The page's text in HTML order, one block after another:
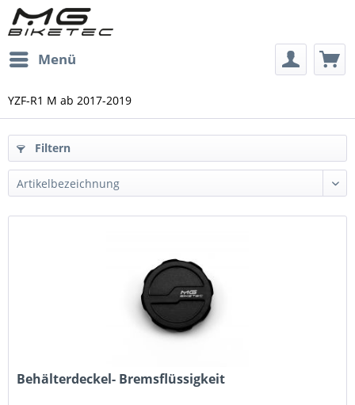
Menü
YZF-R1 M ab 2017-2019
Filtern
Behälterdeckel- Bremsflüssigkeit